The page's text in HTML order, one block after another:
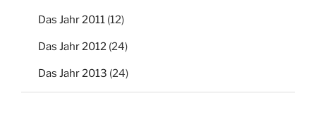
Das Jahr 2011 (12)
Das Jahr 2012 (24)
Das Jahr 2013 (24)